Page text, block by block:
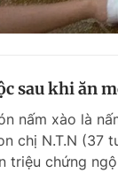
sau khi ăn
nấm xào là
chị N.T.N (37
triệu chứng